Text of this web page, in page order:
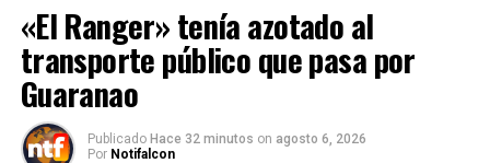
«El Ranger» tenía azotado al
transporte público que pasa por
Guaranao
Publicado Hace 32 minutos on agosto 6, 2026
Por Notifalcon